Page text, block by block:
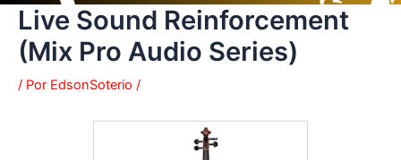
Live Sound Reinforcement
(Mix Pro Audio Series)
/ Por EdsonSoterio /